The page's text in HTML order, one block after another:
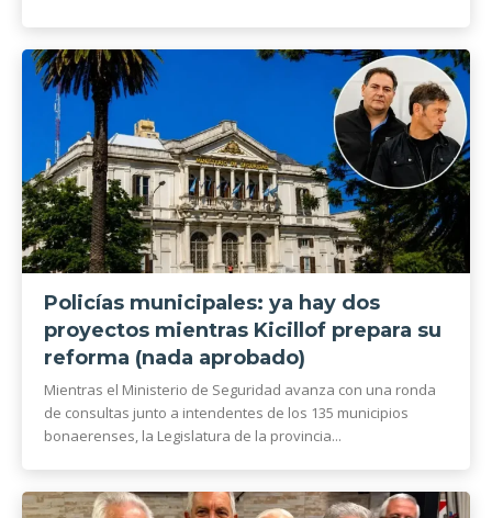
Policías municipales: ya hay dos
proyectos mientras Kicillof prepara su
reforma (nada aprobado)
Mientras el Ministerio de Seguridad avanza con una ronda
de consultas junto a intendentes de los 135 municipios
bonaerenses, la Legislatura de la provincia...